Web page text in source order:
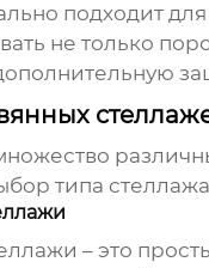
подходит
не только
типа
– это